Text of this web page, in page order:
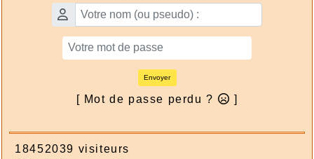
Envoyer
[ Mot de passe perdu ? ]
18452039 visiteurs